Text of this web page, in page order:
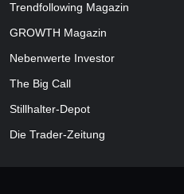
Trendfollowing Magazin
GROWTH Magazin
Nebenwerte Investor
The Big Call
Stillhalter-Depot
Die Trader-Zeitung